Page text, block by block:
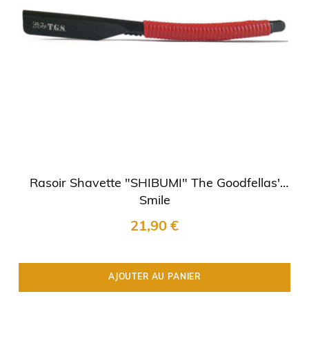
Rasoir Shavette "SHIBUMI" The Goodfellas'
Smile
21,90 €
AJOUTER AU PANIER